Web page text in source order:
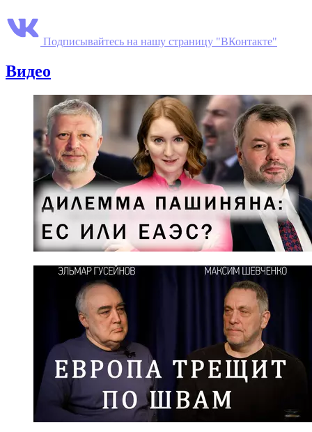
Подписывайтесь на нашу страницу "ВКонтакте"
Видео